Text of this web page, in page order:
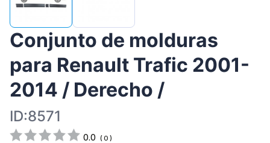
Conjunto de molduras
para Renault Trafic 2001-
2014 / Derecho /
ID:8571
0.0 (0 )